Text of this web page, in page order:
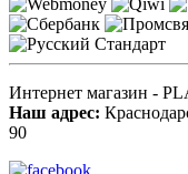
Интернет магазин -
Наш адрес:
90